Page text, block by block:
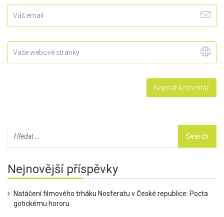
Nejnovější příspěvky
Natáčení filmového trháku Nosferatu v České republice: Pocta
gotickému hororu